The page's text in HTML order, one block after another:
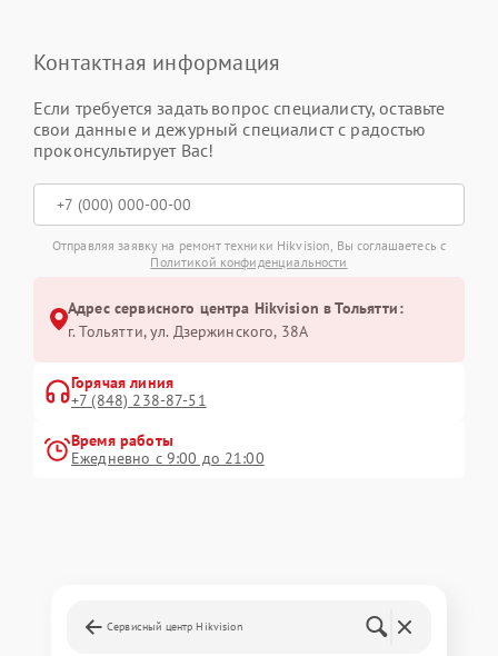
Контактная информация
Если требуется задать вопрос специалисту, оставьте
свои данные и дежурный специалист с радостью
проконсультирует Вас!
Отправляя заявку на ремонт техники Hikvision, Вы соглашаетесь с
Политикой конфиденциальности
Адрес сервисного центра Hikvision в Тольятти:
г. Тольятти, ул. Дзержинского, 38А
Горячая линия
+7 (848) 238-87-51
Время работы
Ежедневно с 9:00 до 21:00
Сервисный центр Hikvision